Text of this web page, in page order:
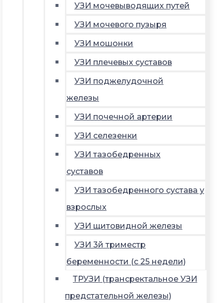
УЗИ мочевыводящих путей
УЗИ мочевого пузыря
УЗИ мошонки
УЗИ плечевых суставов
УЗИ поджелудочной
железы
УЗИ почечной артерии
УЗИ селезенки
УЗИ тазобедренных
суставов
УЗИ тазобедренного сустава у
взрослых
УЗИ щитовидной железы
УЗИ 3й триместр
беременности (с 25 недели)
ТРУЗИ (трансректальное УЗИ
предстательной железы)